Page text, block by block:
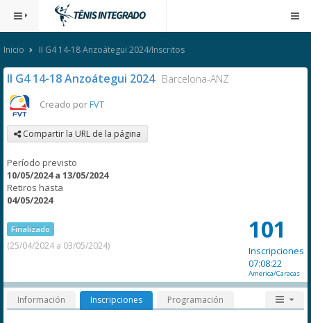
Inicio II G4 14-18 Anzoátegui 2024/Inscritos
II G4 14-18 Anzoátegui 2024 Barcelona-ANZ
Creado porFVT
Compartir la URL de la página
Período previsto
10/05/2024 a 13/05/2024
Retiros hasta
04/05/2024
Finalizado
(25/04/2024 a 03/05/2024)
101
Inscripciones
07:08:22
America/Caracas
Información Inscripciones Programación